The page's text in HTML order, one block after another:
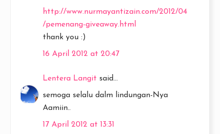
http://www.nurmayantizain.com/2012/04
/pemenang-giveaway.html
thank you :)
16 April 2012 at 20:47
Lentera Langit said...
semoga selalu dalm lindungan-Nya
Aamiin..
17 April 2012 at 13:31